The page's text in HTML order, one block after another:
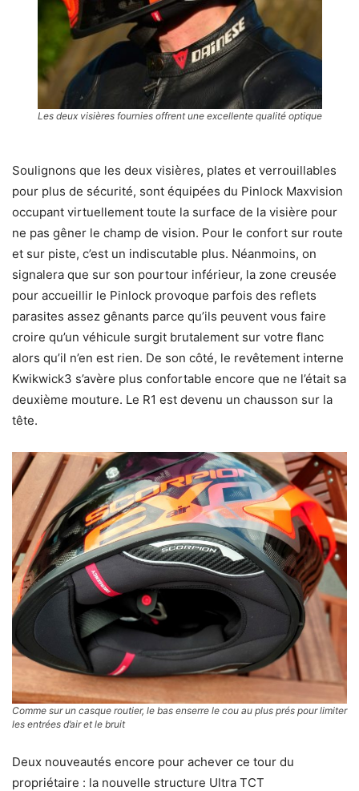
Les deux visières fournies offrent une excellente qualité optique
Soulignons que les deux visières, plates et verrouillables
pour plus de sécurité, sont équipées du Pinlock Maxvision
occupant virtuellement toute la surface de la visière pour
ne pas gêner le champ de vision. Pour le confort sur route
et sur piste, c’est un indiscutable plus. Néanmoins, on
signalera que sur son pourtour inférieur, la zone creusée
pour accueillir le Pinlock provoque parfois des reflets
parasites assez gênants parce qu’ils peuvent vous faire
croire qu’un véhicule surgit brutalement sur votre flanc
alors qu’il n’en est rien. De son côté, le revêtement interne
Kwikwick3 s’avère plus confortable encore que ne l’était sa
deuxième mouture. Le R1 est devenu un chausson sur la
tête.
Comme sur un casque routier, le bas enserre le cou au plus prés pour limiter
les entrées d’air et le bruit
Deux nouveautés encore pour achever ce tour du
propriétaire : la nouvelle structure Ultra TCT